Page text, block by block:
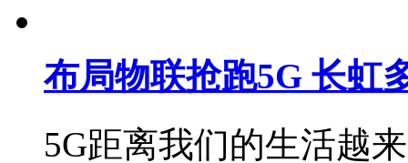
布局物联抢跑5G 长虹
5G距离我们的生活越